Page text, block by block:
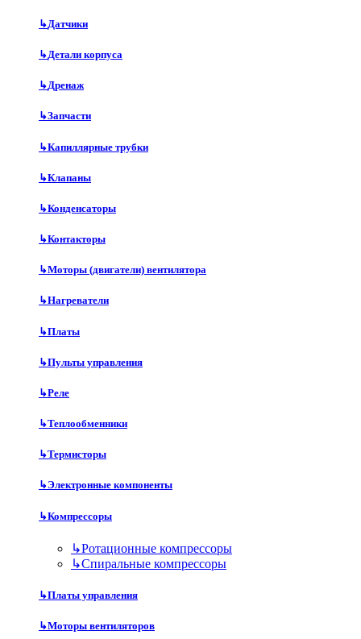
↳Датчики
↳Детали корпуса
↳Дренаж
↳Запчасти
↳Капиллярные трубки
↳Клапаны
↳Конденсаторы
↳Контакторы
↳Моторы (двигатели) вентилятора
↳Нагреватели
↳Платы
↳Пульты управления
↳Реле
↳Теплообменники
↳Термисторы
↳Электронные компоненты
↳Компрессоры
↳Ротационные компрессоры
↳Спиральные компрессоры
↳Платы управления
↳Моторы вентиляторов